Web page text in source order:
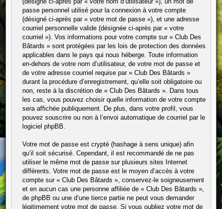
passe personnel utilisé pour la connexion à votre compte
(désigné ci-après par « votre mot de passe »), et une adresse
courriel personnelle valide (désignée ci-après par « votre
courriel »). Vos informations pour votre compte sur « Club Des
Bâtards » sont protégées par les lois de protection des données
applicables dans le pays qui nous héberge. Toute information
en-dehors de votre nom d’utilisateur, de votre mot de passe et
de votre adresse courriel requise par « Club Des Bâtards »
durant la procédure d’enregistrement, qu’elle soit obligatoire ou
non, reste à la discrétion de « Club Des Bâtards ». Dans tous
les cas, vous pouvez choisir quelle information de votre compte
sera affichée publiquement. De plus, dans votre profil, vous
pouvez souscrire ou non à l’envoi automatique de courriel par le
logiciel phpBB.
Votre mot de passe est crypté (hashage à sens unique) afin
qu’il soit sécurisé. Cependant, il est recommandé de ne pas
utiliser le même mot de passe sur plusieurs sites Internet
différents. Votre mot de passe est le moyen d’accès à votre
compte sur « Club Des Bâtards », conservez-le soigneusement
et en aucun cas une personne affiliée de « Club Des Bâtards »,
de phpBB ou une d’une tierce partie ne peut vous demander
légitimement votre mot de passe. Si vous oubliez votre mot de